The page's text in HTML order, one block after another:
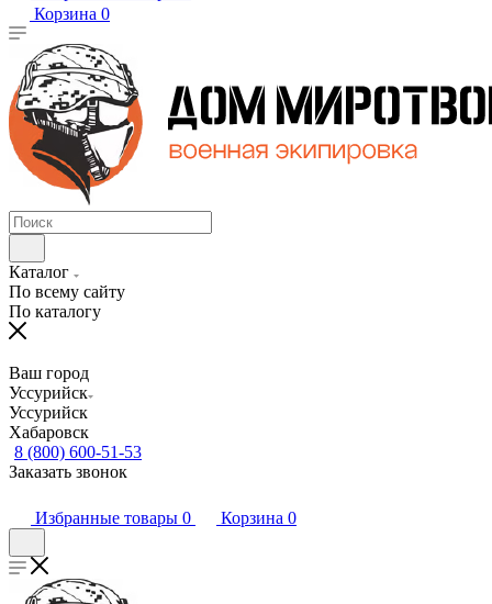
Корзина 0
Каталог
По всему сайту
По каталогу
Ваш город
Уссурийск
Уссурийск
Хабаровск
8 (800) 600-51-53
Заказать звонок
Избранные товары 0 Корзина 0